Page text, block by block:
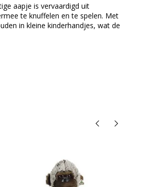
aapje is vervaardigd uit
te knuffelen en te spelen. Met
in kleine kinderhandjes, wat de